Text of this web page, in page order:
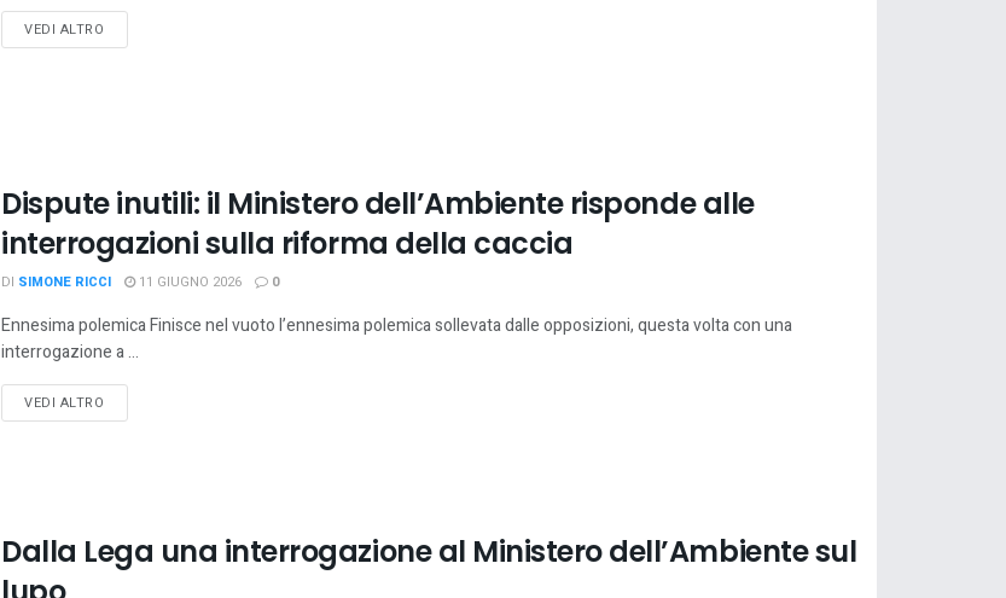
VEDI ALTRO
Dispute inutili: il Ministero dell’Ambiente risponde alle
interrogazioni sulla riforma della caccia
DI SIMONE RICCI 11 GIUGNO 2026 0
Ennesima polemica Finisce nel vuoto l’ennesima polemica sollevata dalle opposizioni, questa volta con una
interrogazione a ...
VEDI ALTRO
Dalla Lega una interrogazione al Ministero dell’Ambiente sul